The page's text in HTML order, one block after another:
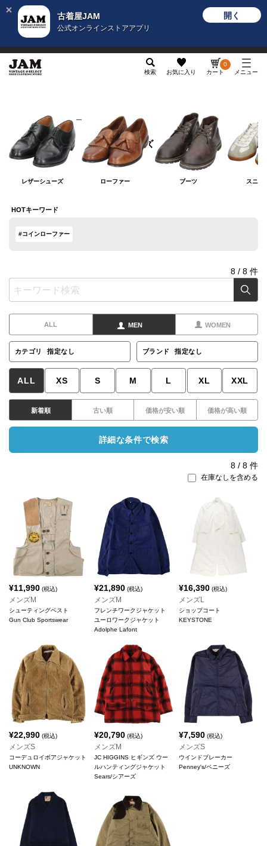
古着屋JAM
公式オンラインストアアプリ
開く
検索 お気に入り カート
0
メニュー
メンズ シューズ
シューズ
レザーシューズ ローファー ブーツ スニー
HOTキーワード
#コインローファー
8 / 8 件
ALL MEN WOMEN
カテゴリ 指定なし ブランド 指定なし
ALL XS S M L XL XXL
新着順 古い順 価格が安い順 価格が高い順
詳細な条件で検索
8 / 8 件
在庫なしを含める
¥11,990 (税込)
メンズM
シューティングベスト
Gun Club Sportswear
¥21,890(税込)
メンズM
フレンチワークジャケット
ユーロワークジャケット
Adolphe Lafont
¥16,390 (税込)
メンズL
ショップコート
KEYSTONE
¥22,990 (税込)
メンズS
コーデュロイボアジャケット
UNKNOWN
¥20,790(税込)
メンズM
JC HIGGINS ヒギンズ ウー
ルハンティングジャケット
Sears/シアーズ
¥7,590 (税込)
メンズS
ウインドブレーカー
Penney's/ペニーズ